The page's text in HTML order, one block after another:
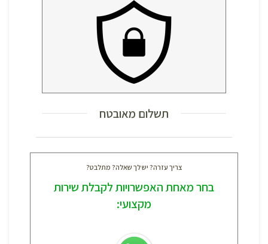
תשלום מאובטח
צריך עזרה? יש לך שאלה? מתלבט?
בחר מאחת האפשרויות לקבלת שירות
מקצועי: